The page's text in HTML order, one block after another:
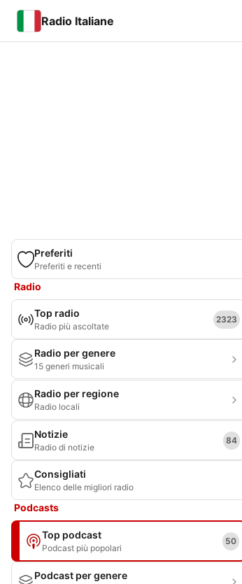
Radio Italiane
Preferiti
Preferiti e recenti
Radio
Top radio
Radio più ascoltate
2323
Radio per genere
15 generi musicali
Radio per regione
Radio locali
Notizie
Radio di notizie
84
Consigliati
Elenco delle migliori radio
Podcasts
Top podcast
Podcast più popolari
50
Podcast per genere